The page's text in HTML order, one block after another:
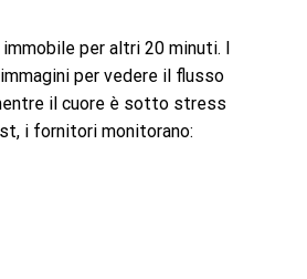
per altri 20 minuti. I
per vedere il flusso
il cuore è sotto stress
i fornitori monitorano: